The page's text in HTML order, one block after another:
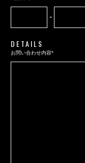
-
DETAILS
お問い合わせ内容*